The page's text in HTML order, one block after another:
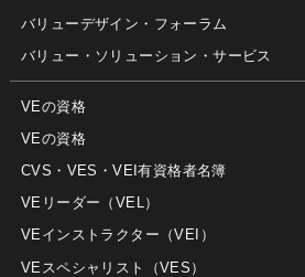
バリューデザイン・フォーラム
バリュー・ソリューション・サービス
VEの資格
VEの資格
CVS・VES・VEI有資格者名簿
VEリーダー（VEL）
VEインストラクター（VEI）
VEスペシャリスト（VES）